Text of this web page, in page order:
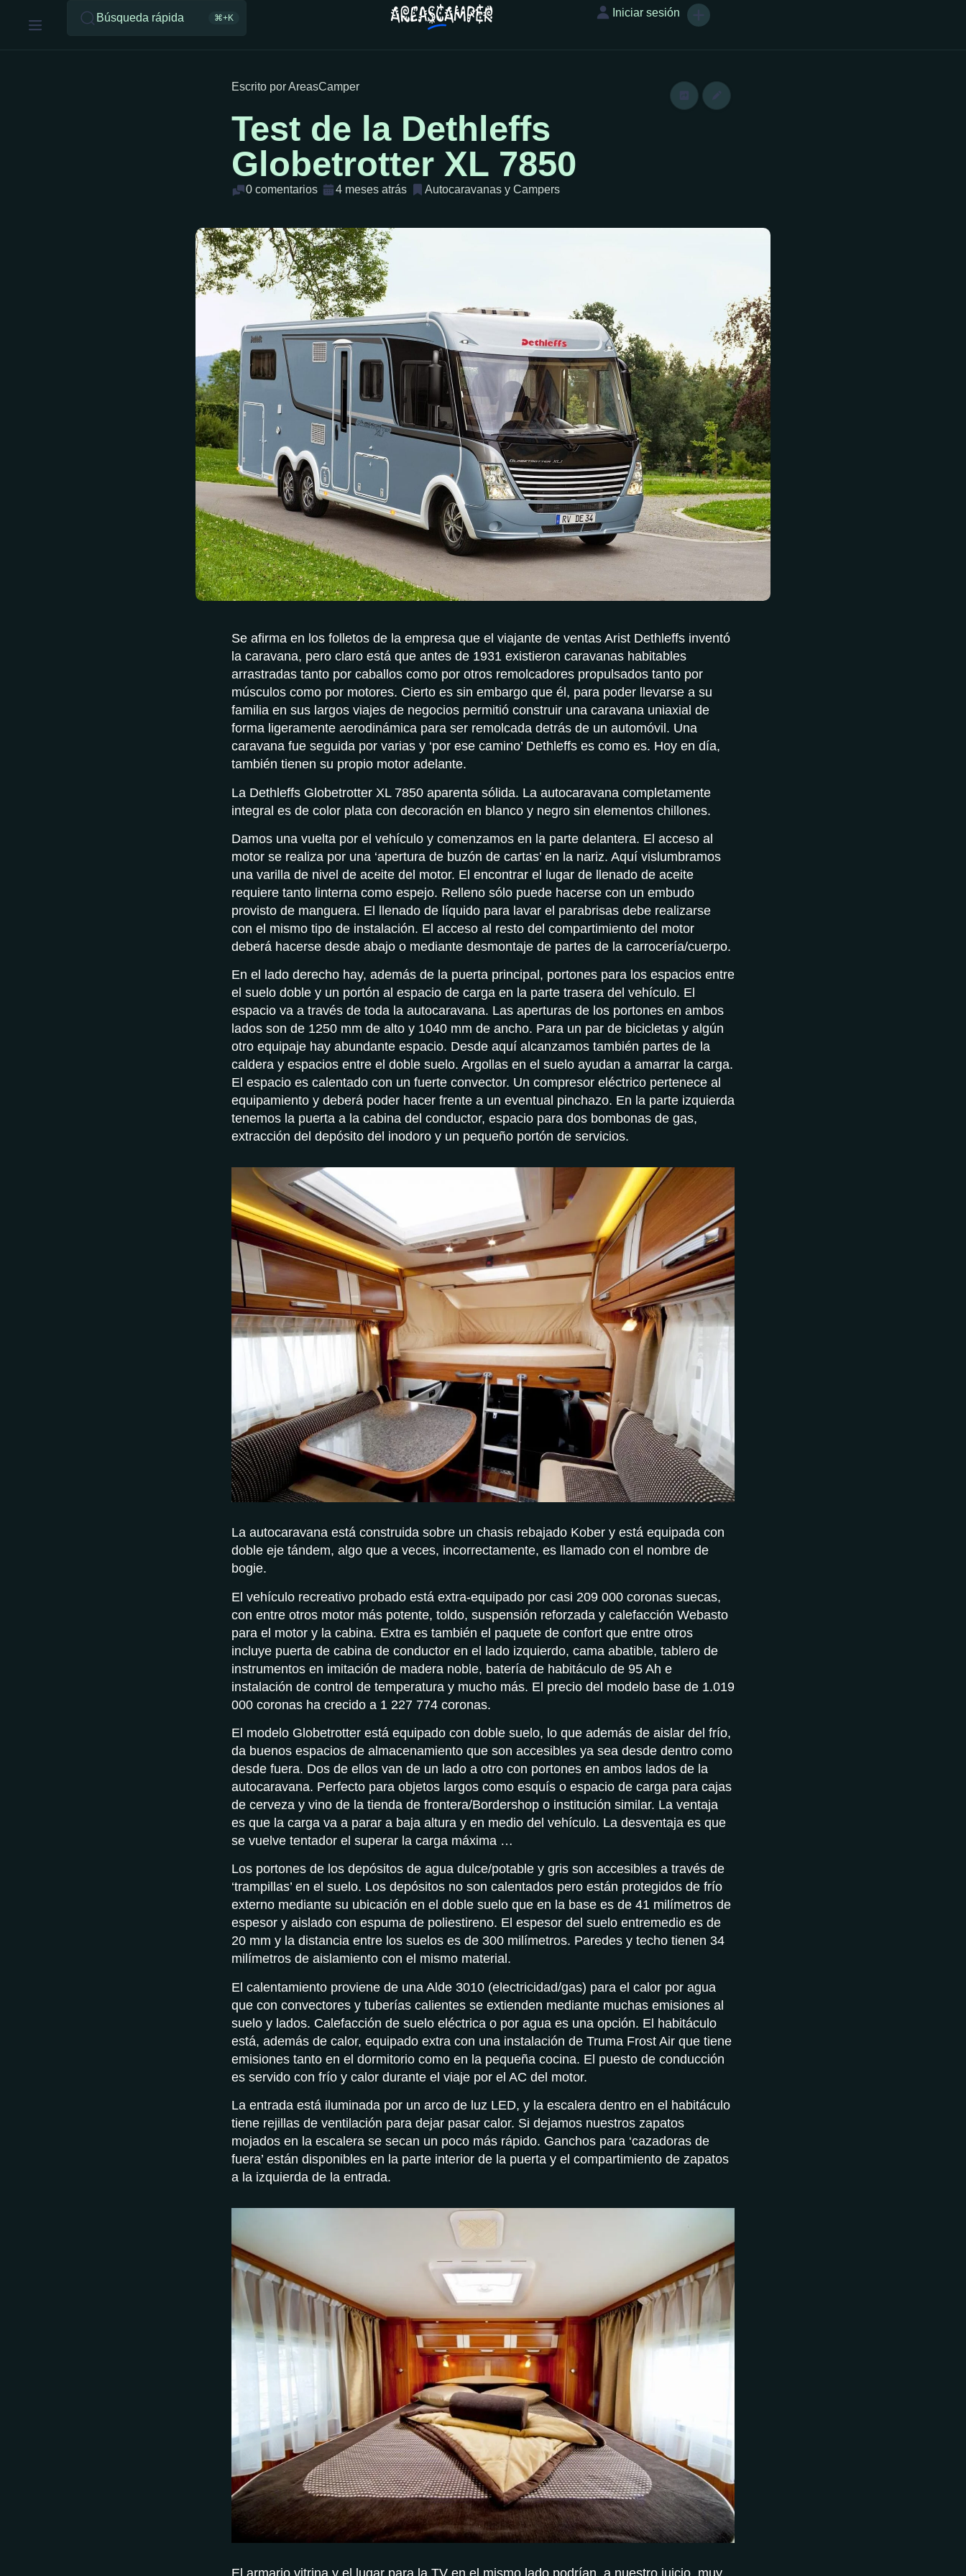
Búsqueda rápida ⌘+K Iniciar sesión
Escrito por AreasCamper
Test de la Dethleffs
Globetrotter XL 7850
0 comentarios 4 meses atrás Autocaravanas y Campers
Se afirma en los folletos de la empresa que el viajante de ventas Arist Dethleffs inventó
la caravana, pero claro está que antes de 1931 existieron caravanas habitables
arrastradas tanto por caballos como por otros remolcadores propulsados tanto por
músculos como por motores. Cierto es sin embargo que él, para poder llevarse a su
familia en sus largos viajes de negocios permitió construir una caravana uniaxial de
forma ligeramente aerodinámica para ser remolcada detrás de un automóvil. Una
caravana fue seguida por varias y ‘por ese camino’ Dethleffs es como es. Hoy en día,
también tienen su propio motor adelante.
La Dethleffs Globetrotter XL 7850 aparenta sólida. La autocaravana completamente
integral es de color plata con decoración en blanco y negro sin elementos chillones.
Damos una vuelta por el vehículo y comenzamos en la parte delantera. El acceso al
motor se realiza por una ‘apertura de buzón de cartas’ en la nariz. Aquí vislumbramos
una varilla de nivel de aceite del motor. El encontrar el lugar de llenado de aceite
requiere tanto linterna como espejo. Relleno sólo puede hacerse con un embudo
provisto de manguera. El llenado de líquido para lavar el parabrisas debe realizarse
con el mismo tipo de instalación. El acceso al resto del compartimiento del motor
deberá hacerse desde abajo o mediante desmontaje de partes de la carrocería/cuerpo.
En el lado derecho hay, además de la puerta principal, portones para los espacios entre
el suelo doble y un portón al espacio de carga en la parte trasera del vehículo. El
espacio va a través de toda la autocaravana. Las aperturas de los portones en ambos
lados son de 1250 mm de alto y 1040 mm de ancho. Para un par de bicicletas y algún
otro equipaje hay abundante espacio. Desde aquí alcanzamos también partes de la
caldera y espacios entre el doble suelo. Argollas en el suelo ayudan a amarrar la carga.
El espacio es calentado con un fuerte convector. Un compresor eléctrico pertenece al
equipamiento y deberá poder hacer frente a un eventual pinchazo. En la parte izquierda
tenemos la puerta a la cabina del conductor, espacio para dos bombonas de gas,
extracción del depósito del inodoro y un pequeño portón de servicios.
La autocaravana está construida sobre un chasis rebajado Kober y está equipada con
doble eje tándem, algo que a veces, incorrectamente, es llamado con el nombre de
bogie.
El vehículo recreativo probado está extra-equipado por casi 209 000 coronas suecas,
con entre otros motor más potente, toldo, suspensión reforzada y calefacción Webasto
para el motor y la cabina. Extra es también el paquete de confort que entre otros
incluye puerta de cabina de conductor en el lado izquierdo, cama abatible, tablero de
instrumentos en imitación de madera noble, batería de habitáculo de 95 Ah e
instalación de control de temperatura y mucho más. El precio del modelo base de 1.019
000 coronas ha crecido a 1 227 774 coronas.
El modelo Globetrotter está equipado con doble suelo, lo que además de aislar del frío,
da buenos espacios de almacenamiento que son accesibles ya sea desde dentro como
desde fuera. Dos de ellos van de un lado a otro con portones en ambos lados de la
autocaravana. Perfecto para objetos largos como esquís o espacio de carga para cajas
de cerveza y vino de la tienda de frontera/Bordershop o institución similar. La ventaja
es que la carga va a parar a baja altura y en medio del vehículo. La desventaja es que
se vuelve tentador el superar la carga máxima …
Los portones de los depósitos de agua dulce/potable y gris son accesibles a través de
‘trampillas’ en el suelo. Los depósitos no son calentados pero están protegidos de frío
externo mediante su ubicación en el doble suelo que en la base es de 41 milímetros de
espesor y aislado con espuma de poliestireno. El espesor del suelo entremedio es de
20 mm y la distancia entre los suelos es de 300 milímetros. Paredes y techo tienen 34
milímetros de aislamiento con el mismo material.
El calentamiento proviene de una Alde 3010 (electricidad/gas) para el calor por agua
que con convectores y tuberías calientes se extienden mediante muchas emisiones al
suelo y lados. Calefacción de suelo eléctrica o por agua es una opción. El habitáculo
está, además de calor, equipado extra con una instalación de Truma Frost Air que tiene
emisiones tanto en el dormitorio como en la pequeña cocina. El puesto de conducción
es servido con frío y calor durante el viaje por el AC del motor.
La entrada está iluminada por un arco de luz LED, y la escalera dentro en el habitáculo
tiene rejillas de ventilación para dejar pasar calor. Si dejamos nuestros zapatos
mojados en la escalera se secan un poco más rápido. Ganchos para ‘cazadoras de
fuera’ están disponibles en la parte interior de la puerta y el compartimiento de zapatos
a la izquierda de la entrada.
El armario vitrina y el lugar para la TV en el mismo lado podrían, a nuestro juicio, muy